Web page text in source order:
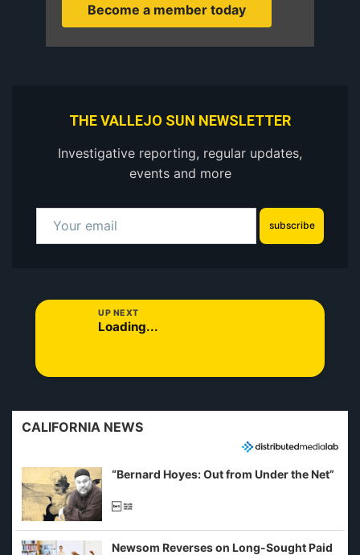
Become a member today
THE VALLEJO SUN NEWSLETTER
Investigative reporting, regular updates,
events and more
subscribe
UP NEXT
Loading...
CALIFORNIA NEWS
“Bernard Hoyes: Out from Under the Net”
Newsom Reverses on Long-Sought Paid